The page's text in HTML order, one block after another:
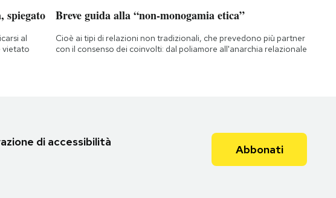
spiegato
al
vietato
Breve guida alla “non-monogamia etica”
Cioè ai tipi di relazioni non tradizionali, che prevedono più partner
con il consenso dei coinvolti: dal poliamore all'anarchia relazionale
di accessibilità
Abbonati